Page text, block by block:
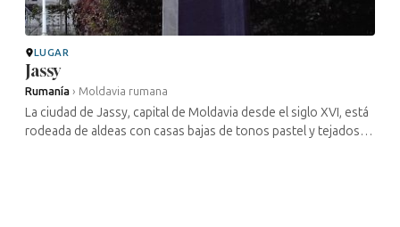
LUGAR
Jassy
Rumanía › Moldavia rumana
La ciudad de Jassy, capital de Moldavia desde el siglo XVI, está
rodeada de aldeas con casas bajas de tonos pastel y tejados